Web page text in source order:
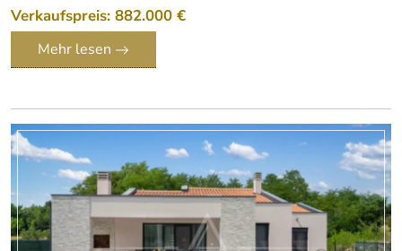
Verkaufspreis: 882.000 €
Mehr lesen